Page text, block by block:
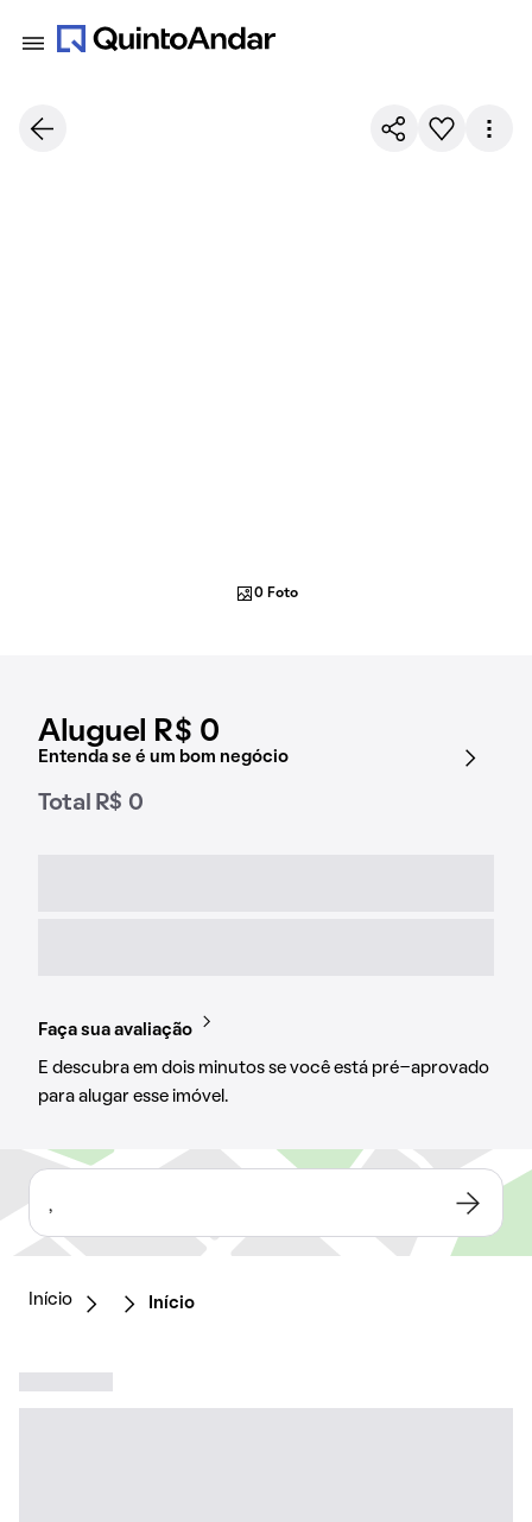
Aluguel R$ 0
Entenda se é um bom negócio
Total R$ 0
Faça sua avaliação
E descubra em dois minutos se você está pré-aprovado
para alugar esse imóvel.
0 Foto
,
Início Início